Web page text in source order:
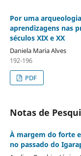
Por uma
aprendizagens nas
séculos XIX e XX
Daniela Maria Alves
192-196
PDF
Notas de
À margem do forte
no passado do